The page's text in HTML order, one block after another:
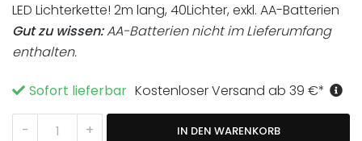
LED Lichterkette! 2m lang, 40Lichter, exkl. AA-Batterien
Gut zu wissen:AA-Batterien nicht im Lieferumfang
enthalten.
Sofort lieferbar Kostenloser Versand ab 39 €*
-
Star-Glow Lichterkette Menge
+ IN DEN WARENKORB